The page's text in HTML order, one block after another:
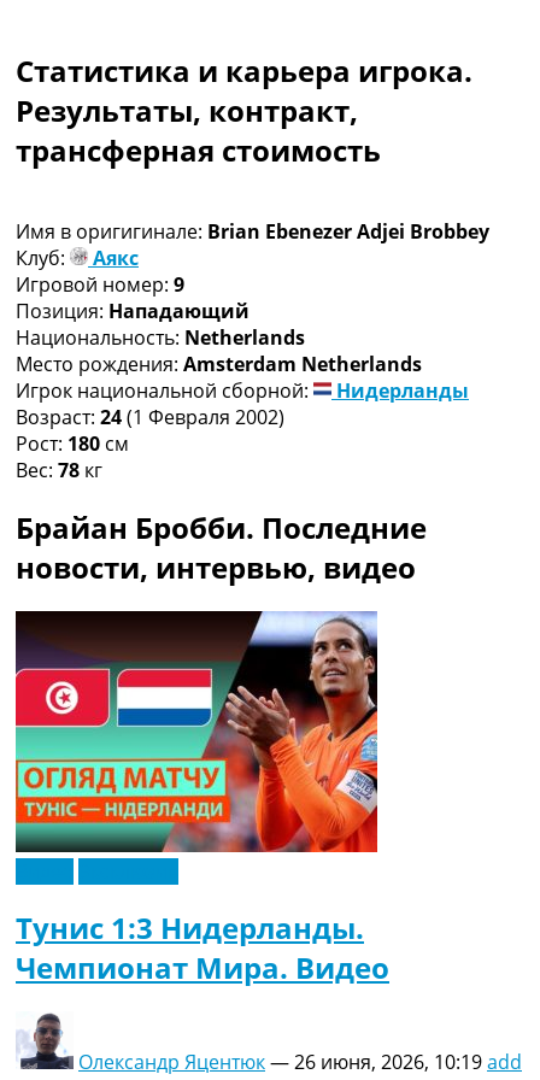
Чемпионат Мира
Украина. Премьер-Лига
Украина. Первая Лига
Лига Чемпионов
Другие Турниры >>>
Таблицы
Таблицы групп Чемпионата Мира
Украина. Премьер-Лига
Украина. Первая Лига
Лига Чемпионов. Таблицы групп
Англия. Премьер-Лига
Испания. Ла Лига
Все таблицы >>>
Рейтинги
Рейтинг клубов УЕФА
Рейтинг ФИФА
ТВ программа
UA
Categories
Главная
Новости футбола
Видео
Трансферы
Новости футбола Украины
Последние комментарии
Конкурс прогнозов
Логин
Рейтинги
Правила
Турниры
Чемпионат Мира
Статистика и карьера игрока.
Результаты, контракт,
трансферная стоимость
Имя в оригигинале: Brian Ebenezer Adjei Brobbey
Клуб:
Аякс
Игровой номер: 9
Позиция: Нападающий
Национальность: Netherlands
Место рождения: Amsterdam Netherlands
Игрок национальной сборной:
Нидерланды
Возраст: 24(1 Февраля 2002)
Рост: 180 см
Вес: 78 кг
Брайан Бробби. Последние
новости, интервью, видео
Тунис 1:3 Нидерланды.
Чемпионат Мира. Видео
Олександр Яцентюк—26 июня, 2026, 10:19add